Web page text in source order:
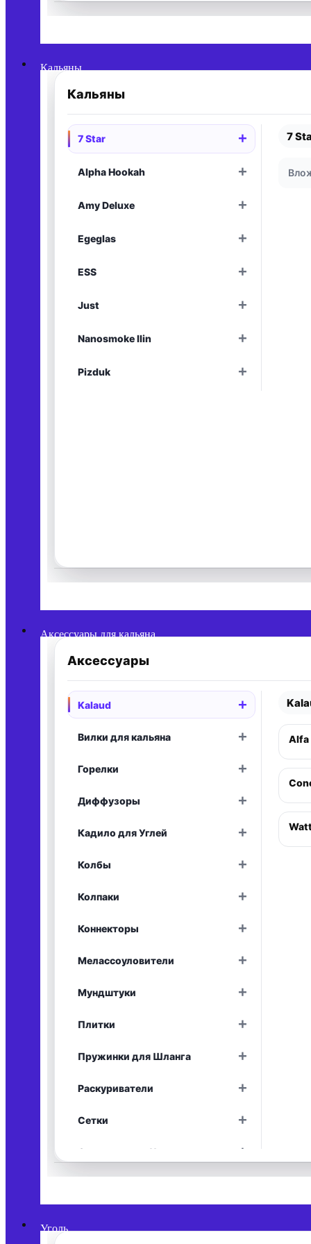
Кальяны
Кальяны
7 Star +Раскрыть
Alpha Hookah +Раскрыть
Amy Deluxe +Раскрыть
Egeglas +Раскрыть
ESS +Раскрыть
Just +Раскрыть
Nanosmoke Ilin +Раскрыть
Pizduk +Раскрыть
7
Аксессуары для кальяна
Аксессуары
Kalaud +Раскрыть
Вилки для кальяна +
Горелки +Раскрыть
Диффузоры +
Кадило для Углей +Раскрыть
Колбы +Раскрыть
Колпаки +Раскрыть
Коннекторы +Раскрыть
Мелассоуловители +Раскрыть
Мундштуки +Раскрыть
Плитки +Раскрыть
Пружинки для Шланга +Раскрыть
Раскуриватели +Раскрыть
Сетки +Раскрыть
Средства для Чистки +
Alfa
Уголь